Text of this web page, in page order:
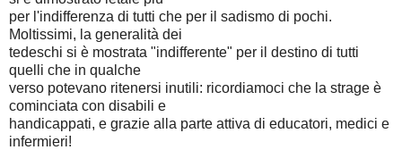
per l'indifferenza di tutti che per il sadismo di pochi.
Moltissimi, la generalità dei
tedeschi si è mostrata "indifferente" per il destino di tutti
quelli che in qualche
verso potevano ritenersi inutili: ricordiamoci che la strage è
cominciata con disabili e
handicappati, e grazie alla parte attiva di educatori, medici e
infermieri!